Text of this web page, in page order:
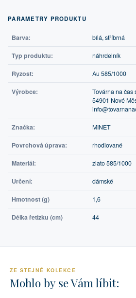
PARAMETRY PRODUKTU
Barva: bílá, stříbrná
Typ produktu: náhrdelník
Ryzost: Au 585/1000
Výrobce:
Továrna na čas
54901 Nové
Značka: MINET
Povrchová úprava: rhodiované
Materiál: zlato 585/1000
Určení: dámské
Hmotnost (g) 1,6
Délka řetízku (cm) 44
ZE STEJNÉ KOLEKCE
Mohlo by se Vám líbit: